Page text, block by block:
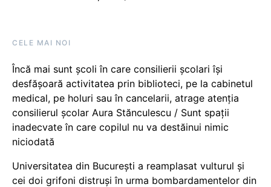
CELE MAI NOI
Încă mai sunt școli în care consilierii școlari își
desfășoară activitatea prin biblioteci, pe la cabinetul
medical, pe holuri sau în cancelarii, atrage atenția
consilierul școlar Aura Stănculescu / Sunt spații
inadecvate în care copilul nu va destăinui nimic
niciodată
Universitatea din București a reamplasat vulturul și
cei doi grifoni distruși în urma bombardamentelor din